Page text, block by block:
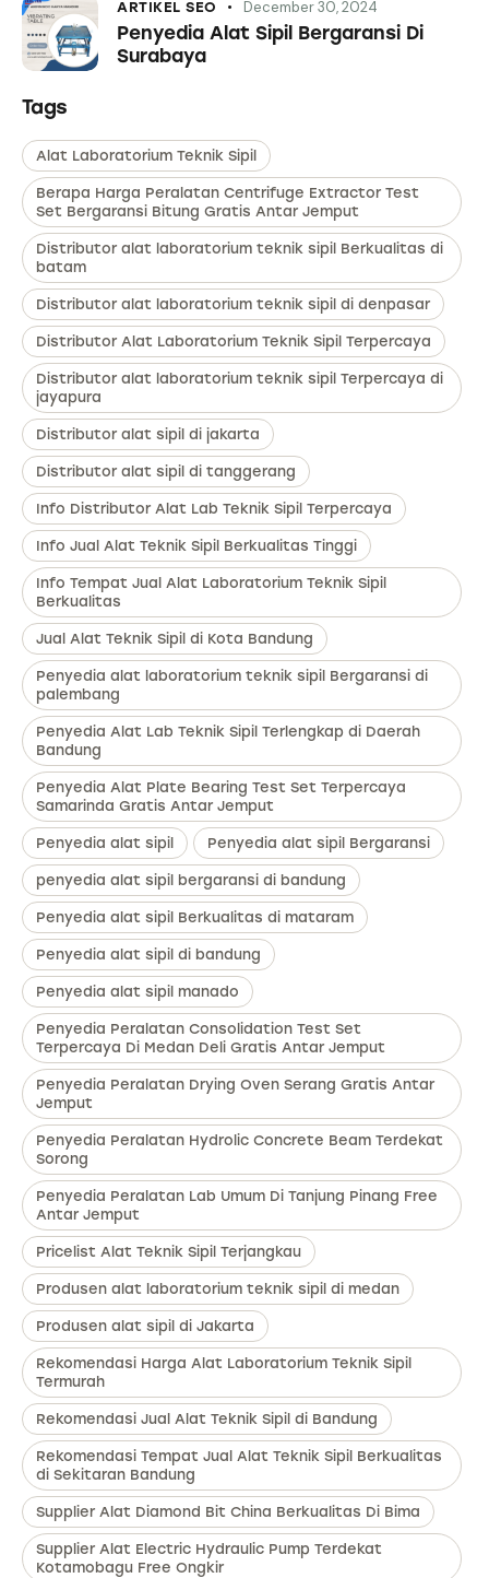
ARTIKEL SEO December 30, 2024
Penyedia Alat Sipil Bergaransi Di
Surabaya
Tags
Alat Laboratorium Teknik Sipil
Berapa Harga Peralatan Centrifuge Extractor Test
Set Bergaransi Bitung Gratis Antar Jemput
Distributor alat laboratorium teknik sipil Berkualitas di
batam
Distributor alat laboratorium teknik sipil di denpasar
Distributor Alat Laboratorium Teknik Sipil Terpercaya
Distributor alat laboratorium teknik sipil Terpercaya di
jayapura
Distributor alat sipil di jakarta
Distributor alat sipil di tanggerang
Info Distributor Alat Lab Teknik Sipil Terpercaya
Info Jual Alat Teknik Sipil Berkualitas Tinggi
Info Tempat Jual Alat Laboratorium Teknik Sipil
Berkualitas
Jual Alat Teknik Sipil di Kota Bandung
Penyedia alat laboratorium teknik sipil Bergaransi di
palembang
Penyedia Alat Lab Teknik Sipil Terlengkap di Daerah
Bandung
Penyedia Alat Plate Bearing Test Set Terpercaya
Samarinda Gratis Antar Jemput
Penyedia alat sipil Penyedia alat sipil Bergaransi
penyedia alat sipil bergaransi di bandung
Penyedia alat sipil Berkualitas di mataram
Penyedia alat sipil di bandung
Penyedia alat sipil manado
Penyedia Peralatan Consolidation Test Set
Terpercaya Di Medan Deli Gratis Antar Jemput
Penyedia Peralatan Drying Oven Serang Gratis Antar
Jemput
Penyedia Peralatan Hydrolic Concrete Beam Terdekat
Sorong
Penyedia Peralatan Lab Umum Di Tanjung Pinang Free
Antar Jemput
Pricelist Alat Teknik Sipil Terjangkau
Produsen alat laboratorium teknik sipil di medan
Produsen alat sipil di Jakarta
Rekomendasi Harga Alat Laboratorium Teknik Sipil
Termurah
Rekomendasi Jual Alat Teknik Sipil di Bandung
Rekomendasi Tempat Jual Alat Teknik Sipil Berkualitas
di Sekitaran Bandung
Supplier Alat Diamond Bit China Berkualitas Di Bima
Supplier Alat Electric Hydraulic Pump Terdekat
Kotamobagu Free Ongkir